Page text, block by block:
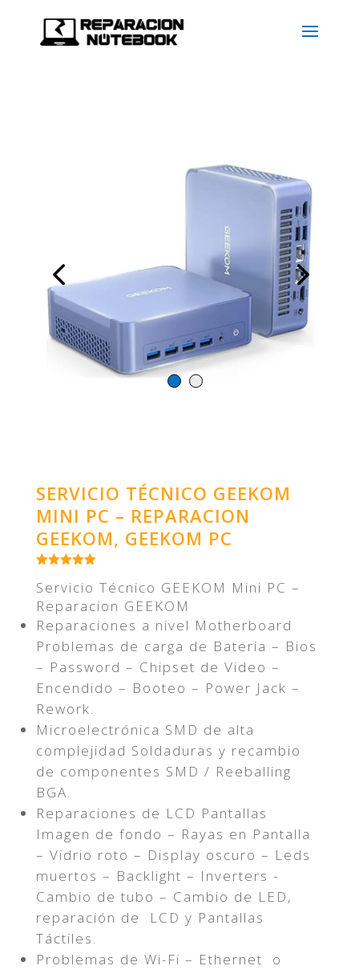
SERVICIO TÉCNICO GEEKOM
MINI PC – REPARACION
GEEKOM, GEEKOM PC
Servicio Técnico GEEKOM Mini PC –
Reparacion GEEKOM
Reparaciones a nivel Motherboard
Problemas de carga de Bateria – Bios
– Password – Chipset de Video –
Encendido – Booteo – Power Jack –
Rework.
Microelectrónica SMD de alta
complejidad Soldaduras y recambio
de componentes SMD / Reeballing
BGA.
Reparaciones de LCD Pantallas
Imagen de fondo – Rayas en Pantalla
– Vidrio roto – Display oscuro – Leds
muertos – Backlight – Inverters -
Cambio de tubo – Cambio de LED,
reparación de LCD y Pantallas
Táctiles.
Problemas de Wi-Fi – Ethernet o